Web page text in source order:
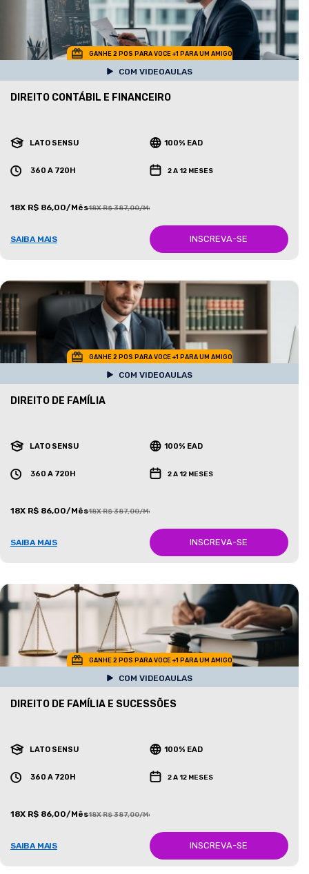
GANHE 2 POS PARA VOCE +1 PARA UM AMIGO
COM VIDEOAULAS
DIREITO CONTÁBIL E FINANCEIRO
LATO SENSU 100% EAD
360 A 720H 2 A 12 MESES
18X R$ 86,00/Mês18X R$ 387,00/Mês
SAIBA MAIS INSCREVA-SE
GANHE 2 POS PARA VOCE +1 PARA UM AMIGO
COM VIDEOAULAS
DIREITO DE FAMÍLIA
LATO SENSU 100% EAD
360 A 720H 2 A 12 MESES
18X R$ 86,00/Mês18X R$ 387,00/Mês
SAIBA MAIS INSCREVA-SE
GANHE 2 POS PARA VOCE +1 PARA UM AMIGO
COM VIDEOAULAS
DIREITO DE FAMÍLIA E SUCESSÕES
LATO SENSU 100% EAD
360 A 720H 2 A 12 MESES
18X R$ 86,00/Mês18X R$ 387,00/Mês
SAIBA MAIS INSCREVA-SE